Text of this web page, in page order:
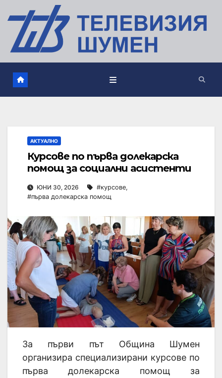
АКТУАЛНО
Курсове по първа долекарска
помощ за социални асистенти
ЮНИ 30, 2026 #курсове,
#първа долекарска помощ
За първи път Община Шумен
организира специализирани курсове по
първа долекарска помощ за